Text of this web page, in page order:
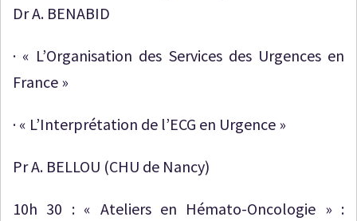
Dr A. BENABID
· « L’Organisation des Services des Urgences en
France »
· « L’Interprétation de l’ECG en Urgence »
Pr A. BELLOU (CHU de Nancy)
10h 30 : « Ateliers en Hémato-Oncologie » :